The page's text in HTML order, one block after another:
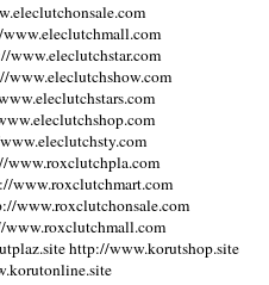
www.eleclutchstar.com
www.roxclutchpla.com
www.roxclutchmart.com
www.roxclutchonsale.com
http://www.korutshop.site